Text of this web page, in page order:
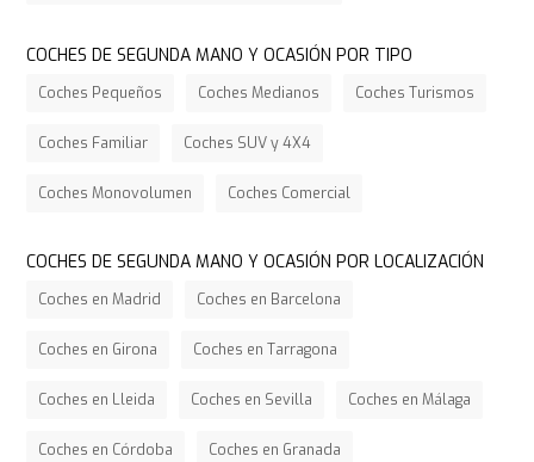
COCHES DE SEGUNDA MANO Y OCASIÓN POR TIPO
Coches Pequeños Coches Medianos Coches Turismos
Coches Familiar Coches SUV y 4X4
Coches Monovolumen Coches Comercial
COCHES DE SEGUNDA MANO Y OCASIÓN POR LOCALIZACIÓN
Coches en Madrid Coches en Barcelona
Coches en Girona Coches en Tarragona
Coches en Lleida Coches en Sevilla Coches en Málaga
Coches en Córdoba Coches en Granada